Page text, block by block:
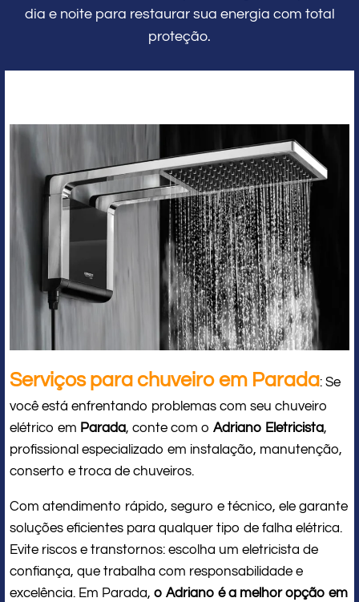
dia e noite para restaurar sua energia com total
proteção.
Serviços para chuveiro em Parada: Se
você está enfrentando problemas com seu chuveiro
elétrico em Parada, conte com o Adriano Eletricista,
profissional especializado em instalação, manutenção,
conserto e troca de chuveiros.
Com atendimento rápido, seguro e técnico, ele garante
soluções eficientes para qualquer tipo de falha elétrica.
Evite riscos e transtornos: escolha um eletricista de
confiança, que trabalha com responsabilidade e
excelência. Em Parada, o Adriano é a melhor opção em